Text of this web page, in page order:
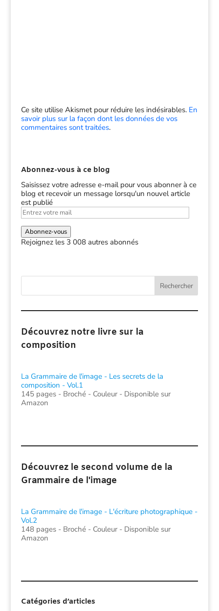
Ce site utilise Akismet pour réduire les indésirables. En
savoir plus sur la façon dont les données de vos
commentaires sont traitées.
Abonnez-vous à ce blog
Saisissez votre adresse e-mail pour vous abonner à ce
blog et recevoir un message lorsqu'un nouvel article
est publié
Entrez
votre
mail
Abonnez-vous
Rejoignez les 3 008 autres abonnés
Rechercher
Découvrez notre livre sur la
composition
La Grammaire de l'image - Les secrets de la
composition - Vol.1
145 pages - Broché - Couleur - Disponible sur
Amazon
Découvrez le second volume de la
Grammaire de l'image
La Grammaire de l'image - L'écriture photographique -
Vol.2
148 pages - Broché - Couleur - Disponible sur
Amazon
Catégories d’articles